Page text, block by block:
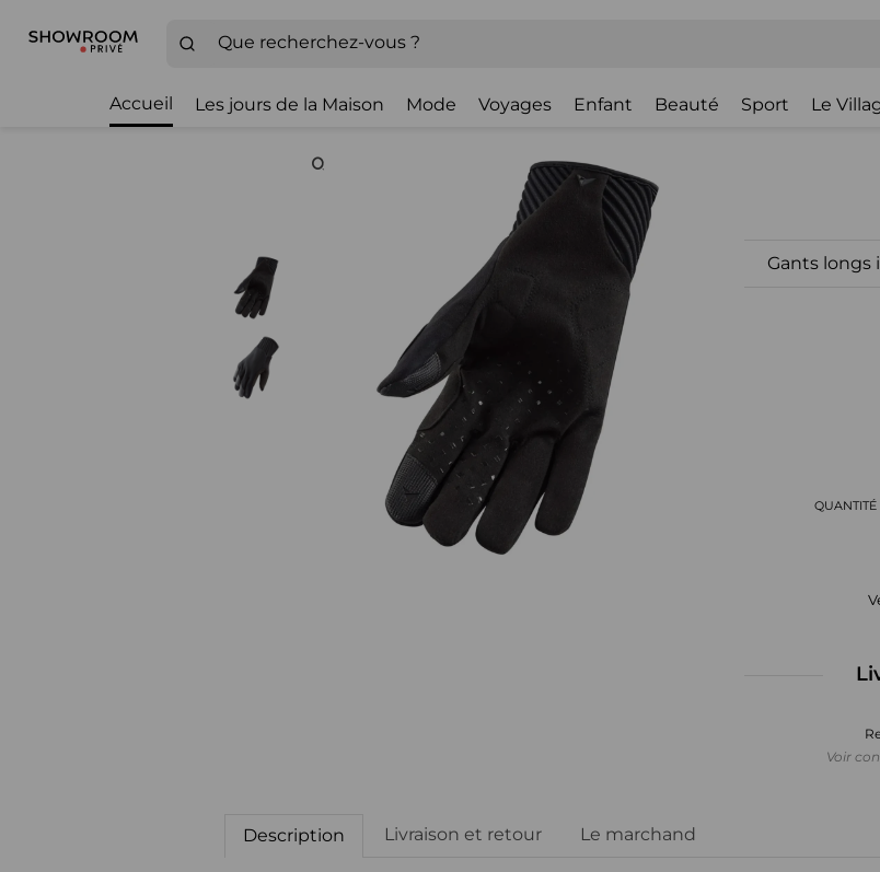
Accueil Les jours de la Maison Mode Voyages Enfant Beauté Sport Le
Gants longs
Voir
Description Livraison et retour Le marchand